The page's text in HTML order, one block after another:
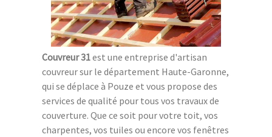
Couvreur 31est une entreprise d'artisan
couvreur sur le département Haute-Garonne,
qui se déplace à Pouze et vous propose des
services de qualité pour tous vos travaux de
couverture. Que ce soit pour votre toit, vos
charpentes, vos tuiles ou encore vos fenêtres